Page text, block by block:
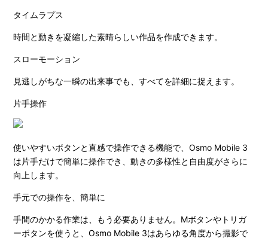
タイムラプス
時間と動きを凝縮した素晴らしい作品を作成できます。
スローモーション
見逃しがちな一瞬の出来事でも、すべてを詳細に捉えます。
片手操作
使いやすいボタンと直感で操作できる機能で、Osmo Mobile 3
は片手だけで簡単に操作でき、動きの多様性と自由度がさらに
向上します。
手元での操作を、簡単に
手間のかかる作業は、もう必要ありません。Mボタンやトリガ
ーボタンを使うと、Osmo Mobile 3はあらゆる角度から撮影で